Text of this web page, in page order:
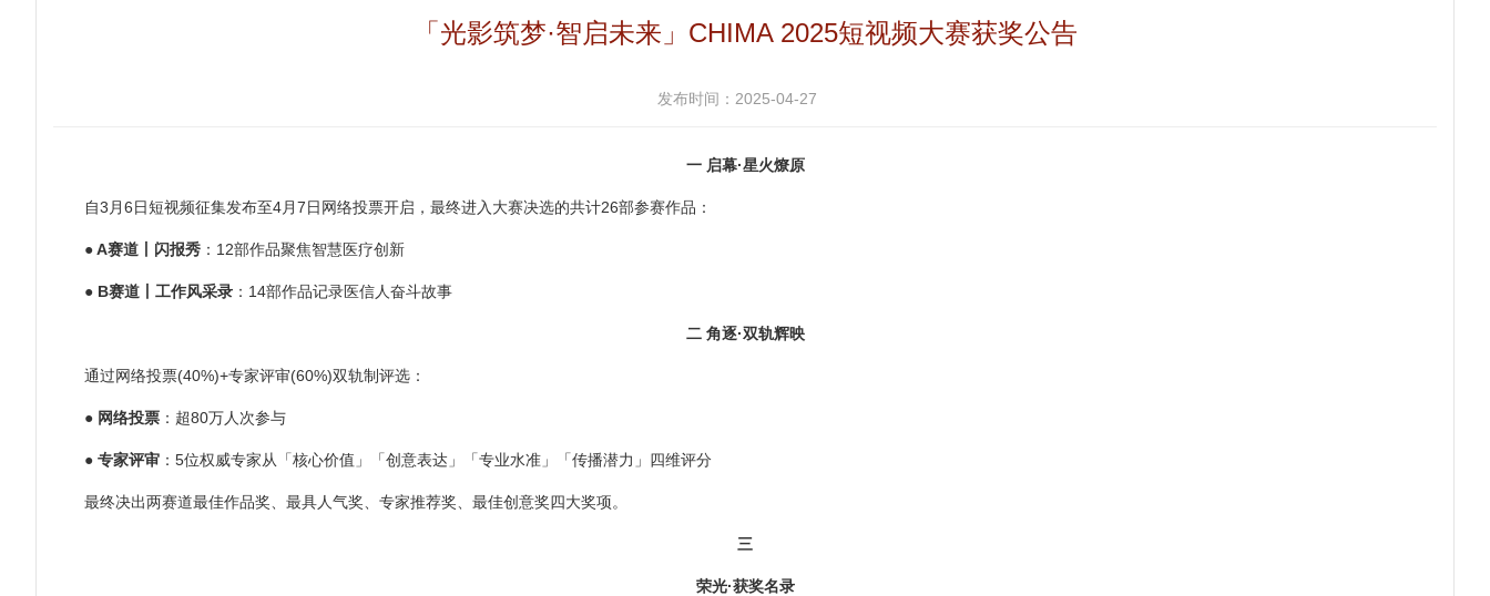
「光影筑梦·智启未来」CHIMA 2025短视频大赛获奖公告
发布时间：2025-04-27
一 启幕·星火燎原
自3月6日短视频征集发布至4月7日网络投票开启，最终进入大赛决选的共计26部参赛作品：
●A赛道丨闪报秀 ：12部作品聚焦智慧医疗创新
● B赛道丨工作风采录 ：14部作品记录医信人奋斗故事
二 角逐·双轨辉映
通过网络投票(40%)+专家评审(60%)双轨制评选：
● 网络投票 ：超80万人次参与
● 专家评审 ：5位权威专家从「核心价值」「创意表达」「专业水准」「传播潜力」四维评分
最终决出两赛道最佳作品奖、最具人气奖、专家推荐奖、最佳创意奖四大奖项。
三
荣光·获奖名录